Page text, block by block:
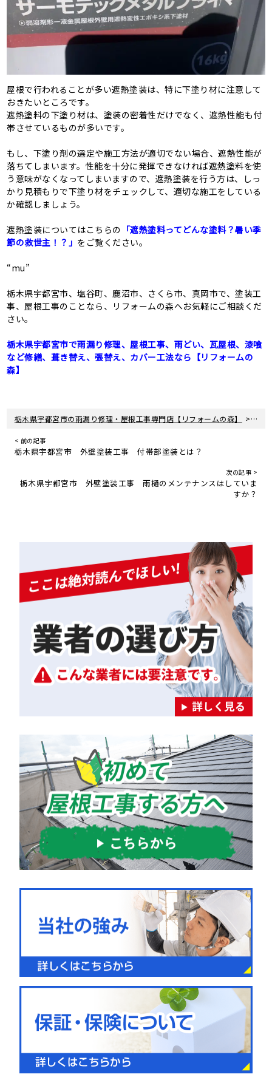
屋根で行われることが多い遮熱塗装は、特に下塗り材に注意して
おきたいところです。
遮熱塗料の下塗り材は、塗装の密着性だけでなく、遮熱性能も付
帯させているものが多いです。
もし、下塗り剤の選定や施工方法が適切でない場合、遮熱性能が
落ちてしまいます。性能を十分に発揮できなければ遮熱塗料を使
う意味がなくなってしまいますので、遮熱塗装を行う方は、しっ
かり見積もりで下塗り材をチェックして、適切な施工をしている
か確認しましょう。
遮熱塗装についてはこちらの 「遮熱塗料ってどんな塗料？暑い季
節の救世主！？」 をご覧ください。
“mu”
栃木県宇都宮市、塩谷町、鹿沼市、さくら市、真岡市で、塗装工
事、屋根工事のことなら、リフォームの森へお気軽にご相談くだ
さい。
栃木県宇都宮市で雨漏り修理、屋根工事、雨どい、瓦屋根、漆喰
など修繕、葺き替え、張替え、カバー工法なら【リフォームの
森】
栃木県宇都宮市の雨漏り修理・屋根工事専門店【リフォームの森】 > 新着
< 前の記事
栃木県宇都宮市 外壁塗装工事 付帯部塗装とは？
次の記事 >
栃木県宇都宮市 外壁塗装工事 雨樋のメンテナンスはしていま
すか？